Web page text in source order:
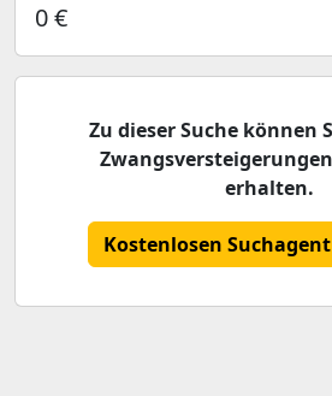
0 €
Zu dieser Suche können
erhalten.
Kostenlosen